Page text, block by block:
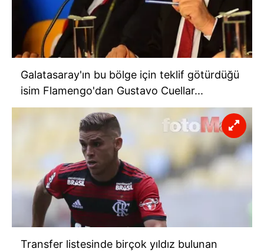
Galatasaray'ın bu bölge için teklif götürdüğü
isim Flamengo'dan Gustavo Cuellar...
Transfer listesinde birçok yıldız bulunan